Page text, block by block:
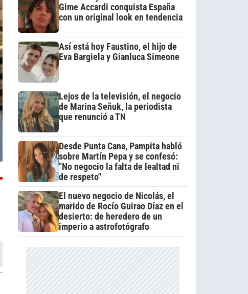
Gime Accardi conquista España
con un original look en tendencia
Así está hoy Faustino, el hijo de
Eva Bargiela y Gianluca Simeone
Lejos de la televisión, el negocio
de Marina Señuk, la periodista
que renunció a TN
Desde Punta Cana, Pampita habló
sobre Martín Pepa y se confesó:
"No negocio la falta de lealtad ni
de respeto"
El nuevo negocio de Nicolás, el
marido de Rocío Guirao Díaz en el
desierto: de heredero de un
imperio a astrofotógrafo